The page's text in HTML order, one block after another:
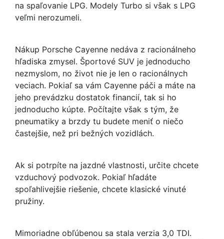
na spaľovanie LPG. Modely Turbo si však s LPG
veľmi nerozumeli.
Nákup Porsche Cayenne nedáva z racionálneho
hľadiska zmysel. Športové SUV je jednoducho
nezmyslom, no život nie je len o racionálnych
veciach. Pokiaľ sa vám Cayenne páči a máte na
jeho prevádzku dostatok financií, tak si ho
jednoducho kúpte. Počítajte však s tým, že
pneumatiky a brzdy tu budete meniť o niečo
častejšie, než pri bežných vozidlách.
Ak si potrpíte na jazdné vlastnosti, určite chcete
vzduchový podvozok. Pokiaľ hľadáte
spoľahlivejšie riešenie, chcete klasické vinuté
pružiny.
Mimoriadne obľúbenou sa stala verzia 3,0 TDI.